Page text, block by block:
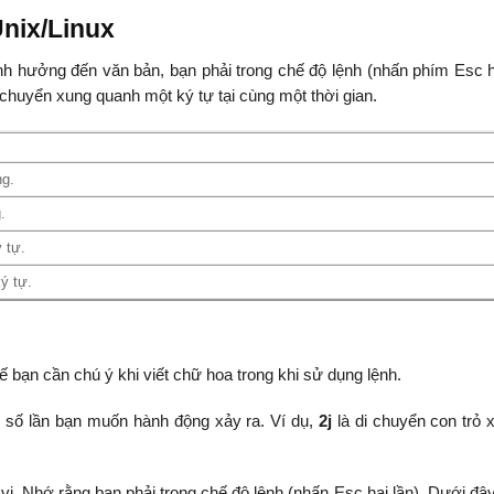
Linux
hưởng đến văn bản, bạn phải trong chế độ lệnh (nhấn phím Esc
xung quanh một ký tự tại cùng một thời gian.
tự.
tự.
cần chú ý khi viết chữ hoa trong khi sử dụng lệnh.
lần bạn muốn hành động xảy ra. Ví dụ, 2jlà di chuyển con trỏ